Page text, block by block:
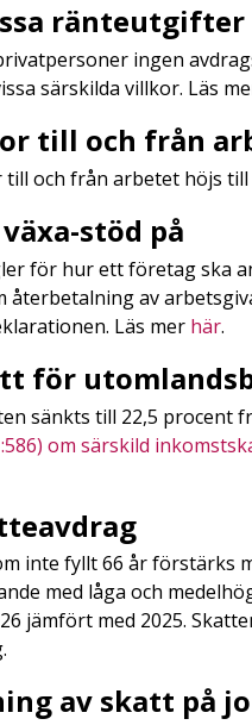
ingen
särskilda villkor. Läs
till och från
och från arbetet höjs till
stöd på
för hur ett företag ska
återbetalning av
Läs mer här.
för
sänkts till 22,5 procent
om särskild
inte fyllt 66 år förstärks
med låga och
jämfört med 2025.
av skatt på